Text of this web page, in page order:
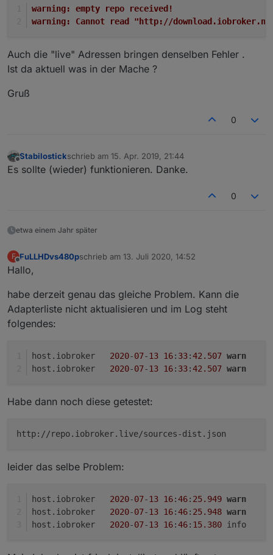
warning: empty repo received!
warning: Cannot read "http://
Auch die "live" Adressen bringen denselben Fehler .
Ist da aktuell was in der Mache ?
Gruß
0
Offline
Stabilostickschrieb am 15. Apr. 2019, 21:44
zuletzt editiert von
Es sollte (wieder) funktionieren. Danke.
0
etwa einem Jahr später
F
Offline
FuLLHDvs480pschrieb am 13. Juli 2020, 14:52
zuletzt editiert von
Hallo,
habe derzeit genau das gleiche Problem. Kann die
Adapterliste nicht aktualisieren und im Log steht
folgendes:
2020-07-13 16: 33:42.507 warn
2020-07-13 16: 33:42.507 warn
Habe dann noch diese getestet:
http://repo.iobroker.live/sources-dist.json
leider das selbe Problem:
2020-07-13 16:46: 25.949 warn
2020-07-13 16:46: 25.948 warn
2020-07-13 16:46: 15.380